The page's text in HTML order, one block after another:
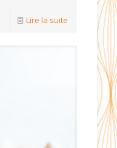
Lire la suite